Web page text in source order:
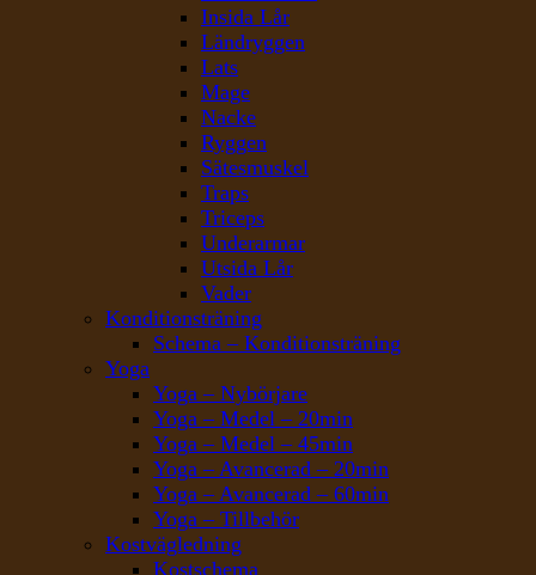
Insida Lår
Ländryggen
Lats
Mage
Nacke
Ryggen
Sätesmuskel
Traps
Triceps
Underarmar
Utsida Lår
Vader
Konditionsträning
Schema – Konditionsträning
Yoga
Yoga – Nybörjare
Yoga – Medel – 20min
Yoga – Medel – 45min
Yoga – Avancerad – 20min
Yoga – Avancerad – 60min
Yoga – Tillbehör
Kostvägledning
Kostschema